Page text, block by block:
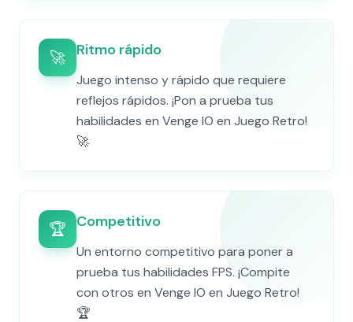
🚀 Ritmo rápido
Juego intenso y rápido que requiere
reflejos rápidos. ¡Pon a prueba tus
habilidades en Venge IO en Juego Retro!
🚀
🏆 Competitivo
Un entorno competitivo para poner a
prueba tus habilidades FPS. ¡Compite
con otros en Venge IO en Juego Retro!
🏆